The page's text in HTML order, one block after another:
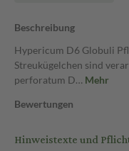
Beschreibung
Hypericum D6 Globuli
Streukügelchen sind
perforatum D… Mehr
Bewertungen
Hinweistexte und